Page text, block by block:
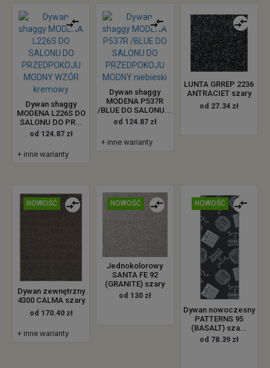
Dywan shaggy
MODENA L226S DO
SALONU DO PR...
od 124.87 zł
+ inne warianty
Dywan shaggy
MODENA P537R
/BLUE DO SALONU...
od 124.87 zł
+ inne warianty
LUNTA GRREP 2236
ANTRACIET szary
od 27.34 zł
NOWOŚĆ
Dywan zewnętrzny
4300 CALMA szary
od 170.40 zł
+ inne warianty
NOWOŚĆ
Jednokolorowy
SANTA FE 92
(GRANITE) szary
od 130 zł
NOWOŚĆ
Dywan nowoczesny
PATTERNS 95
(BASALT) sza...
od 78.39 zł